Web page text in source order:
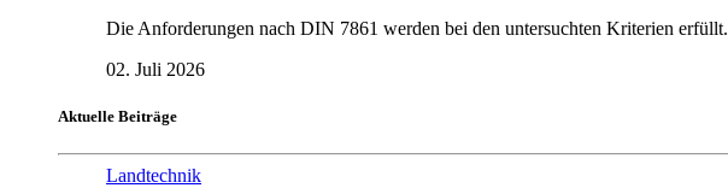
Die Anforderungen nach DIN 7861 werden bei den untersuchten Kriterien erfüllt.
02. Juli 2026
Aktuelle Beiträge
Landtechnik